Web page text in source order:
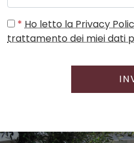
* Ho letto la Privacy
trattamento dei miei dati